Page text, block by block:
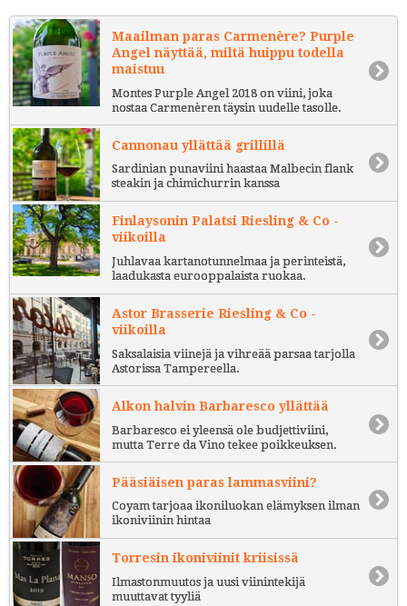
Maailman paras Carmenère? Purple
Angel näyttää, miltä huippu todella
maistuu
Montes Purple Angel 2018 on viini, joka
nostaa Carmenèren täysin uudelle tasolle.
Cannonau yllättää grillillä
Sardinian punaviini haastaa Malbecin flank
steakin ja chimichurrin kanssa
Finlaysonin Palatsi Riesling & Co -
viikoilla
Juhlavaa kartanotunnelmaa ja perinteistä,
laadukasta eurooppalaista ruokaa.
Astor Brasserie Riesling & Co -
viikoilla
Saksalaisia viinejä ja vihreää parsaa tarjolla
Astorissa Tampereella.
Alkon halvin Barbaresco yllättää
Barbaresco ei yleensä ole budjettiviini,
mutta Terre da Vino tekee poikkeuksen.
Pääsiäisen paras lammasviini?
Coyam tarjoaa ikoniluokan elämyksen ilman
ikoniviinin hintaa
Torresin ikoniviinit kriisissä
Ilmastonmuutos ja uusi viinintekijä
muuttavat tyyliä